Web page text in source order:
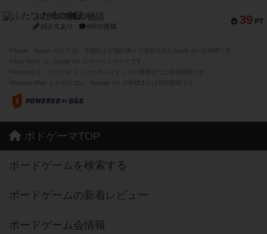
39 PT
ふたつの城の物語
紹介文あり 6件の投稿
※Apple、Apple のロゴ は、米国および他の国々で登録されたApple Inc.の商標です。
ボドゲーマTOP
ボードゲームを検索する
ボードゲームの新着レビュー
ボードゲーム会情報